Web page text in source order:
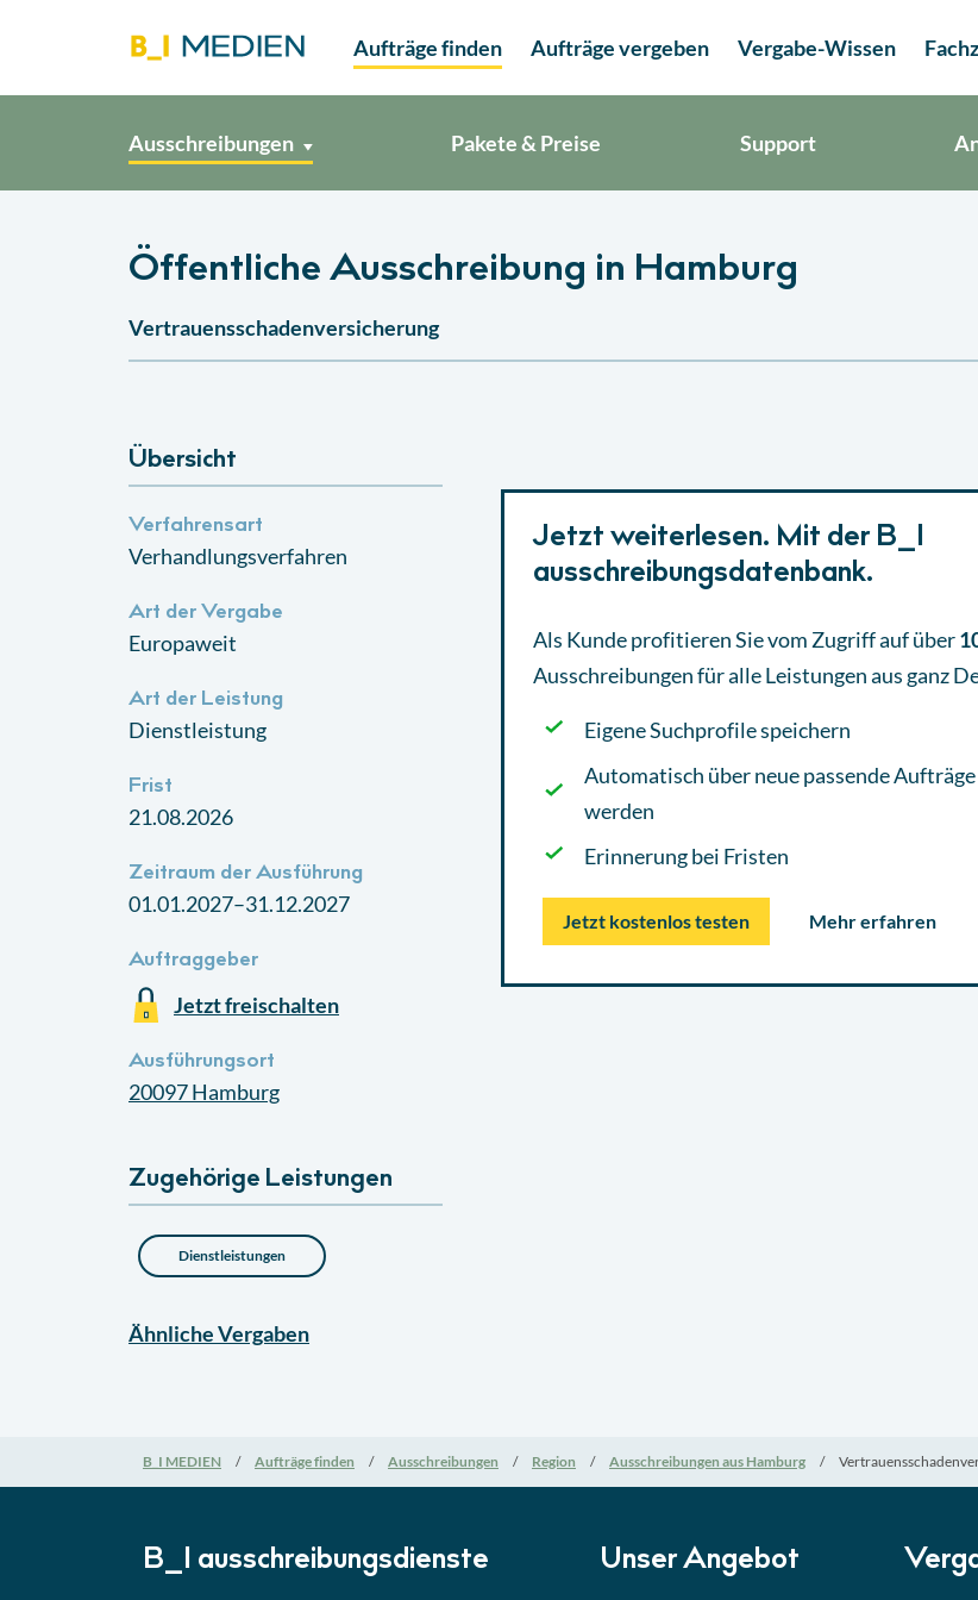
Aufträge finden Aufträge vergeben Vergabe-Wissen
Ausschreibungen Pakete & Preise Support
Öffentliche Ausschreibung in Hamburg
Vertrauensschadenversicherung
Übersicht
Verfahrensart
Verhandlungsverfahren
Art der Vergabe
Europaweit
Art der Leistung
Dienstleistung
Frist
21.08.2026
Zeitraum der Ausführung
01.01.2027–31.12.2027
Auftraggeber
Jetzt freischalten
Ausführungsort
20097Hamburg
Zugehörige Leistungen
Dienstleistungen
ÄhnlicheVergaben
Jetzt weiterlesen. Mit der B_I
ausschreibungsdatenbank.
Als Kunde profitieren Sie vom Zugriff auf über
Ausschreibungenfür alle Leistungen aus ganz
Eigene Suchprofile speichern
Automatisch über neue passende
werden
Erinnerung bei Fristen
Jetzt kostenlos testen Mehr erfahren
B_I MEDIEN Aufträge finden Ausschreibungen Region Ausschreibungen aus Hamburg
B_I ausschreibungs­dienste Unser Angebot